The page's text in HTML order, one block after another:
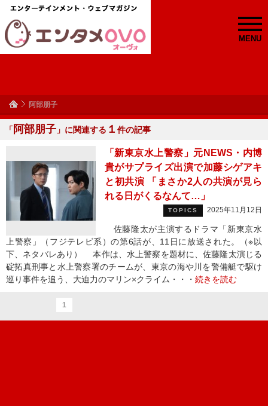
MENU
阿部朋子
「 阿部朋子 」に関連する １ 件の記事
「新東京水上警察」元NEWS・内博
貴がサプライズ出演で加藤シゲアキ
と初共演 「まさか2人の共演が見ら
れる日がくるなんて…」
TOPICS 2025年11月12日
佐藤隆太が主演するドラマ「新東京水
上警察」（フジテレビ系）の第6話が、11日に放送された。（※以
下、ネタバレあり） 本作は、水上警察を題材に、佐藤隆太演じる
碇拓真刑事と水上警察署のチームが、東京の海や川を警備艇で駆け
巡り事件を追う、大迫力のマリン×クライム・・・ 続きを読む
1